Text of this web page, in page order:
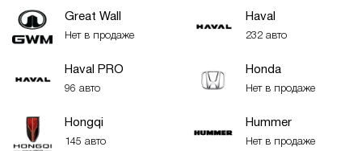
Great Wall
Нет в продаже
Haval
232 авто
Haval PRO
96 авто
Honda
Нет в продаже
Hongqi
145 авто
Hummer
Нет в продаже